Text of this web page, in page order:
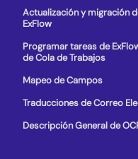
Actualización y migración
ExFlow
Programar tareas de
de Cola de Trabajos
Mapeo de Campos
Traducciones de Correo
Descripción General de